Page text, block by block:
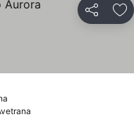
Partilhar